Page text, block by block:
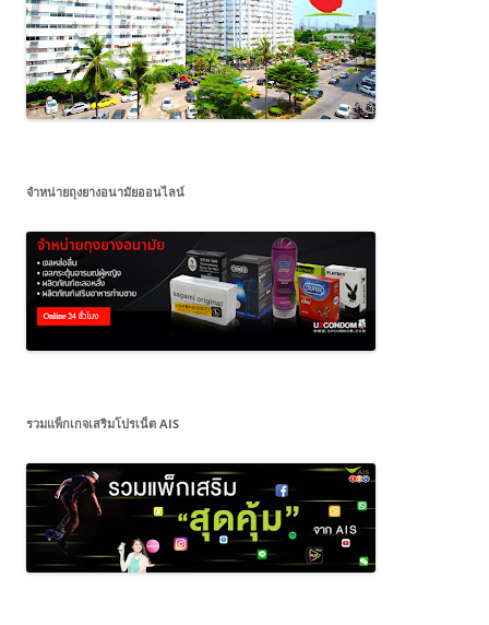
จำหน่ายถุงยางอนามัยออนไลน์
รวมแพ็กเกจเสริมโปรเน็ต AIS